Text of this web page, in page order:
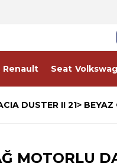
Renault Seat
DUSTER II 21> BEYAZ
MOTORLU